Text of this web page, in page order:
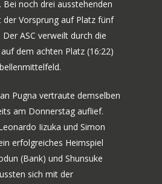
noch drei ausstehenden
der Vorsprung auf Platz fünf
ASC verweilt durch die
dem achten Platz (16:22)
Pugna vertraute demselben
am Donnerstag auflief.
Iizuka und Simon
erfolgreiches Heimspiel
(Bank) und Shunsuke
sich mit der